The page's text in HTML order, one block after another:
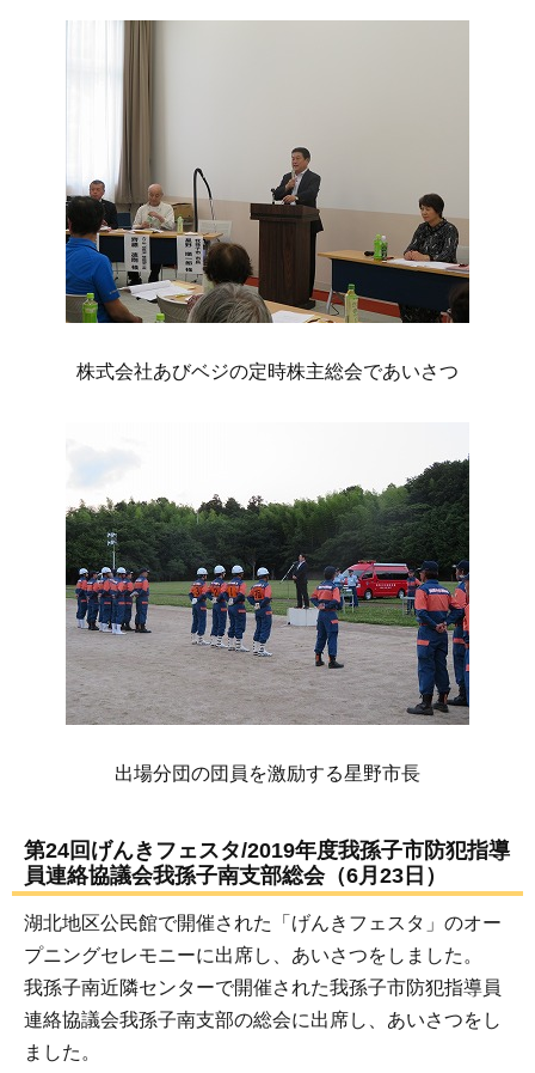
株式会社あびベジの定時株主総会であいさつ
出場分団の団員を激励する星野市長
第24回げんきフェスタ/2019年度我孫子市防犯指導
員連絡協議会我孫子南支部総会（6月23日）
湖北地区公民館で開催された「げんきフェスタ」のオー
プニングセレモニーに出席し、あいさつをしました。
我孫子南近隣センターで開催された我孫子市防犯指導員
連絡協議会我孫子南支部の総会に出席し、あいさつをし
ました。